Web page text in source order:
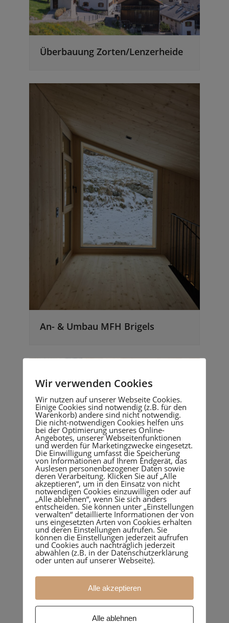
Überbauung Zorten/Lenzerheide
An- & Umbau MFH Brigels
Umbau Valserchalet
Miraniga/Obersaxen
Wir verwenden Cookies
Wir nutzen auf unserer Webseite Cookies.
Einige Cookies sind notwendig (z.B. für den
Warenkorb) andere sind nicht notwendig.
Die nicht-notwendigen Cookies helfen uns
bei der Optimierung unseres Online-
Angebotes, unserer Webseitenfunktionen
und werden für Marketingzwecke eingesetzt.
Die Einwilligung umfasst die Speicherung
von Informationen auf Ihrem Endgerät, das
Auslesen personenbezogener Daten sowie
deren Verarbeitung. Klicken Sie auf „Alle
akzeptieren“, um in den Einsatz von nicht
notwendigen Cookies einzuwilligen oder auf
„Alle ablehnen“, wenn Sie sich anders
entscheiden. Sie können unter „Einstellungen
verwalten“ detaillierte Informationen der von
uns eingesetzten Arten von Cookies erhalten
und deren Einstellungen aufrufen. Sie
können die Einstellungen jederzeit aufrufen
und Cookies auch nachträglich jederzeit
abwählen (z.B. in der Datenschutzerklärung
oder unten auf unserer Webseite).
Alle akzeptieren
Alle ablehnen